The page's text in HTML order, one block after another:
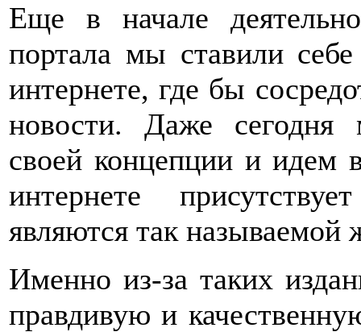
Еще в начале
портала мы ставили
интернете, где бы
новости. Даже сегодня
своей концепции и идем
интернете
являются так называемой
Именно из-за таких
правдивую и